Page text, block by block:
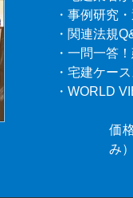
・事例研究
・関連法規
・一問一答
・宅建ケー
・WORLD
価
み）